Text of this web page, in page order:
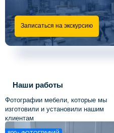
Записаться на экскурсию
Наши работы
Фотографии мебели, которые мы
изготовили и установили нашим
клиентам